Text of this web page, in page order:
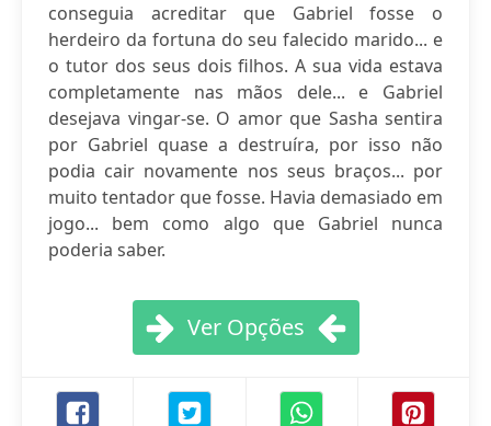
conseguia acreditar que Gabriel fosse o
herdeiro da fortuna do seu falecido marido... e
o tutor dos seus dois filhos. A sua vida estava
completamente nas mãos dele... e Gabriel
desejava vingar-se. O amor que Sasha sentira
por Gabriel quase a destruíra, por isso não
podia cair novamente nos seus braços... por
muito tentador que fosse. Havia demasiado em
jogo... bem como algo que Gabriel nunca
poderia saber.
Ver Opções